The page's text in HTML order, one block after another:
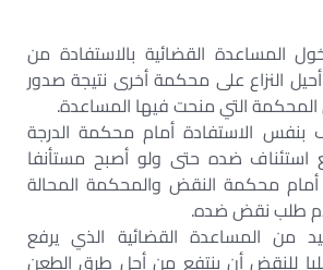
القضائية بالاستفادة من
النزاع على محكمة أخرى نتيجة صدور
التي منحت فيها المساعدة.
بنفس الاستفادة أمام محكمة الدرجة
استئناف ضده حتى ولو أصبح مستأنفا
محكمة النقض والمحكمة المحالة
طلب نقض ضده.
من المساعدة القضائية الذي يرفع
للنقض أن ينتفع من أجل طرق الطعن